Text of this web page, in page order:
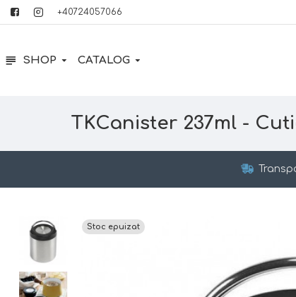
+40724057066
SHOP CATALOG
TKCanister 237ml -
Stoc epuizat